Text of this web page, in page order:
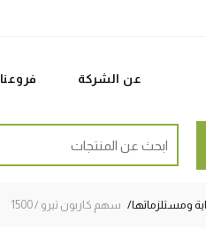
عن الشركة فروعنا
for:
ومستلزماتها سهم كاربون تيرو / 1500